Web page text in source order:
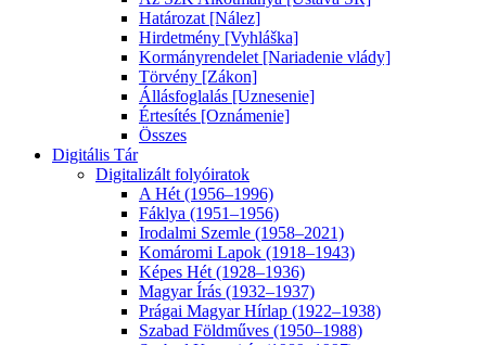
Határozat [Nález]
Hirdetmény [Vyhláška]
Kormányrendelet [Nariadenie vlády]
Törvény [Zákon]
Állásfoglalás [Uznesenie]
Értesítés [Oznámenie]
Összes
Digitális Tár
Digitalizált folyóiratok
A Hét (1956–1996)
Fáklya (1951–1956)
Irodalmi Szemle (1958–2021)
Komáromi Lapok (1918–1943)
Képes Hét (1928–1936)
Magyar Írás (1932–1937)
Prágai Magyar Hírlap (1922–1938)
Szabad Földműves (1950–1988)